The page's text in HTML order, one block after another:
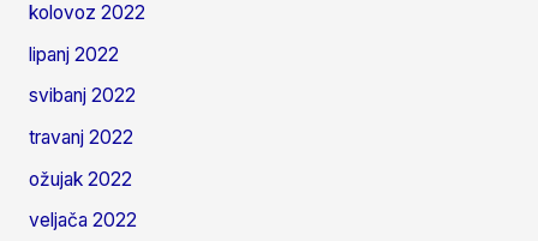
kolovoz 2022
lipanj 2022
svibanj 2022
travanj 2022
ožujak 2022
veljača 2022